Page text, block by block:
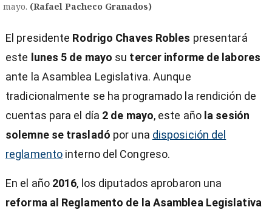
mayo. (Rafael Pacheco Granados)
El presidente Rodrigo Chaves Robles presentará
este lunes 5 de mayo su tercer informe de labores
ante la Asamblea Legislativa. Aunque
tradicionalmente se ha programado la rendición de
cuentas para el día 2 de mayo, este año la sesión
solemne se trasladó por una disposición del
reglamento interno del Congreso.
En el año 2016, los diputados aprobaron una
reforma al Reglamento de la Asamblea Legislativa